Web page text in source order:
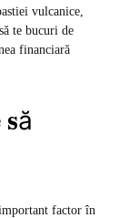
vulcanice,
te bucuri de
financiară
factor în